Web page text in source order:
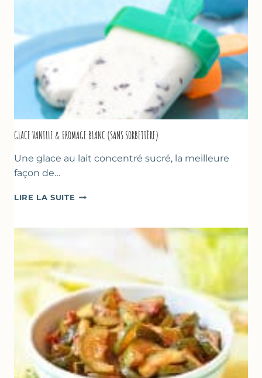
GLACE VANILLE & FROMAGE BLANC (SANS SORBETIÈRE)
Une glace au lait concentré sucré, la meilleure
façon de…
LIRE LA SUITE GLACE